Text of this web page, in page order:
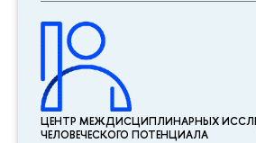
ЦЕНТР МЕЖДИСЦИПЛИНАР­НЫХ
ЧЕЛОВЕЧЕСКОГО ПОТЕНЦИАЛА